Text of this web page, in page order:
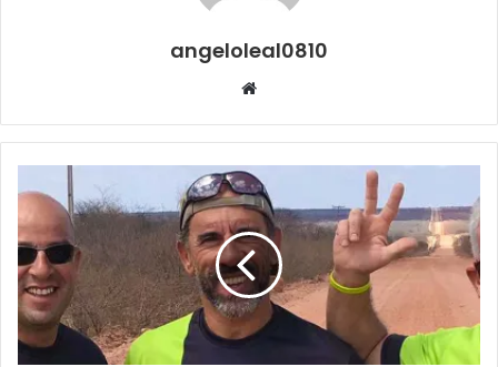
angeloleal0810
Website